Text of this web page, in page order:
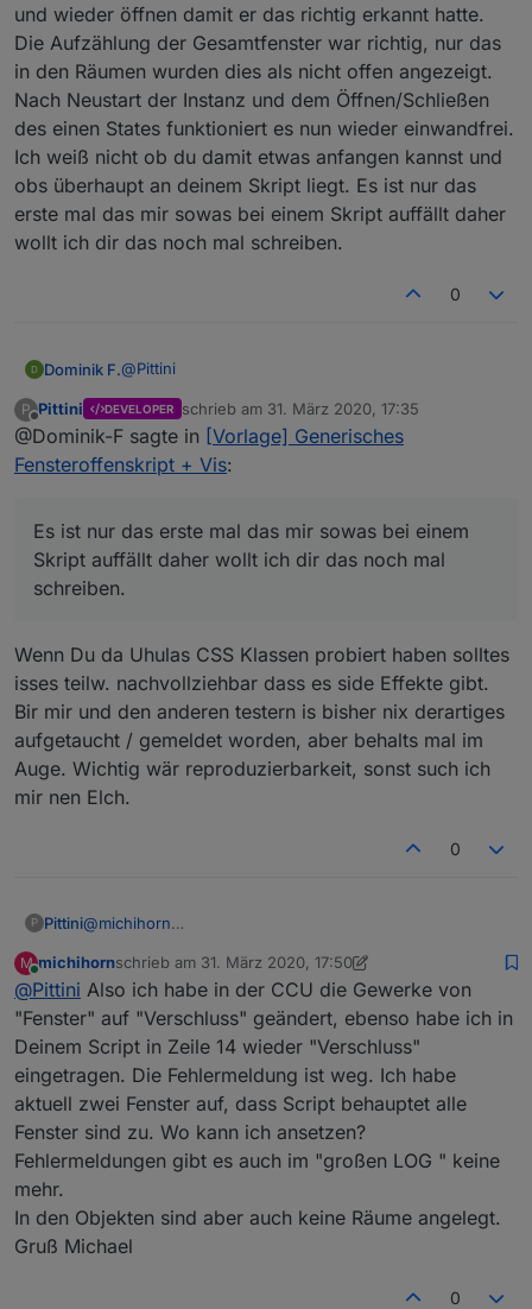
und wieder öffnen damit er das richtig erkannt hatte.
Die Aufzählung der Gesamtfenster war richtig, nur das
in den Räumen wurden dies als nicht offen angezeigt.
Nach Neustart der Instanz und dem Öffnen/Schließen
des einen States funktioniert es nun wieder einwandfrei.
Ich weiß nicht ob du damit etwas anfangen kannst und
obs überhaupt an deinem Skript liegt. Es ist nur das
erste mal das mir sowas bei einem Skript auffällt daher
wollt ich dir das noch mal schreiben.
0
Dominik F.@Pittini
das ist eine gute Idee, dank dir
Edit: Habs auch direkt gefunden :)
und an komische Effekte auf. Heute, nachdem ich
die Farben zum ersten Mal verändert hatte war auf
verschwunden ( 3 mal bisher beim gleichen State)
damit er das richtig erkannt hatte. Die Aufzählung
der Gesamtfenster war richtig, nur das in den
Räumen wurden dies als nicht offen angezeigt.
Nach Neustart der Instanz und dem
Öffnen/Schließen des einen States funktioniert es
nun wieder einwandfrei. Ich weiß nicht ob du damit
etwas anfangen kannst und obs überhaupt an
sowas bei einem Skript auffällt daher wollt ich dir
P
Offline
Pittini DEVELOPER schrieb am 31. März 2020, 17:35
zuletzt editiert von
@Dominik-F sagte in [Vorlage] Generisches
Fensteroffenskript + Vis:
Es ist nur das erste mal das mir sowas bei einem
Skript auffällt daher wollt ich dir das noch mal
schreiben.
Wenn Du da Uhulas CSS Klassen probiert haben solltes
isses teilw. nachvollziehbar dass es side Effekte gibt.
Bir mir und den anderen testern is bisher nix derartiges
aufgetaucht / gemeldet worden, aber behalts mal im
Auge. Wichtig wär reproduzierbarkeit, sonst such ich
mir nen Elch.
0
P Pittini@michihorn
dasses nicht am Skript sondern an Deinem System liegt.
Wenns den Sensor nicht gibt, haste ne Leiche in den
Aufzählungen. Öffne mal Aufzählungen > Funktionen,
scroll bis zum Punkt "Verschluss" oder was auch immer
Du für das Skript verwendest (Verschluss ist default) und
mach nen Screen den ich im ersten Post schon erbeten
hatte.
M
Online
michihornschrieb am 31. März 2020, 17:50
zuletzt editiert von michihorn
@Pittini Also ich habe in der CCU die Gewerke von
"Fenster" auf "Verschluss" geändert, ebenso habe ich in
Deinem Script in Zeile 14 wieder "Verschluss"
eingetragen. Die Fehlermeldung ist weg. Ich habe
aktuell zwei Fenster auf, dass Script behauptet alle
Fenster sind zu. Wo kann ich ansetzen?
Fehlermeldungen gibt es auch im "großen LOG " keine
mehr.
In den Objekten sind aber auch keine Räume angelegt.
Gruß Michael
0